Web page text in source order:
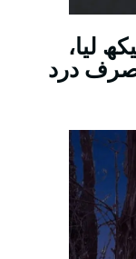
لیا،
صرف درد